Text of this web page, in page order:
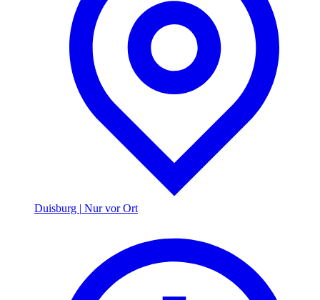
Duisburg | Nur vor Ort